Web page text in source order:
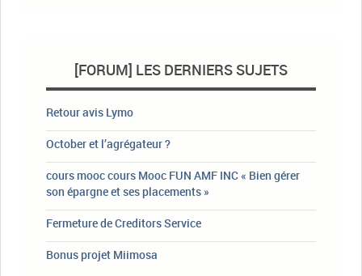
[FORUM] LES DERNIERS SUJETS
Retour avis Lymo
October et l’agrégateur ?
cours mooc cours Mooc FUN AMF INC « Bien gérer
son épargne et ses placements »
Fermeture de Creditors Service
Bonus projet Miimosa